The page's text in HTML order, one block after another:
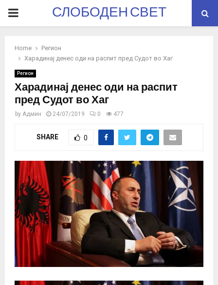
PRIMARYСЛОБОДЕН СВЕТ
Home
Регион
Харадинај денес оди на распит пред Судот во Хаг
Регион
Харадинај денес оди на распит
пред Судот во Хаг
by Админ 24/07/2019 0 477
SHARE 0